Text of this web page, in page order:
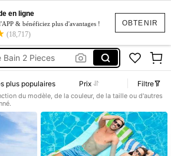
OBTENIR
en ligne
& bénéficiez plus d'avantages !
(18,717)
Bain 2 Pieces
été
plus populaires Prix Filtre
du modèle, de la couleur, de la taille ou d'autres